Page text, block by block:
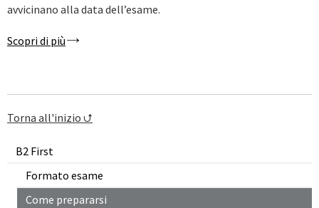
B2 First
Formato esame
Come prepararsi
avvicinano alla data dell’esame.
Scopri di più
Torna all'inizio ⮍